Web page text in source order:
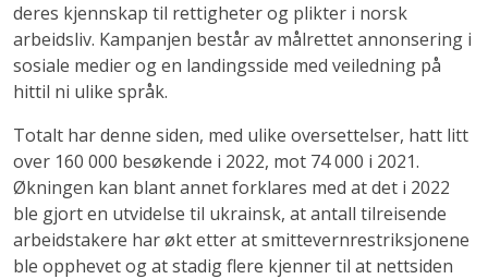
deres kjennskap til rettigheter og plikter i norsk
arbeidsliv. Kampanjen består av målrettet annonsering i
sosiale medier og en landingsside med veiledning på
hittil ni ulike språk.
Totalt har denne siden, med ulike oversettelser, hatt litt
over 160 000 besøkende i 2022, mot 74 000 i 2021.
Økningen kan blant annet forklares med at det i 2022
ble gjort en utvidelse til ukrainsk, at antall tilreisende
arbeidstakere har økt etter at smittevernrestriksjonene
ble opphevet og at stadig flere kjenner til at nettsiden